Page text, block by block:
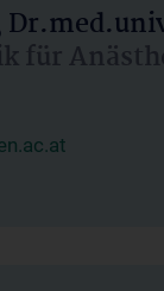
für